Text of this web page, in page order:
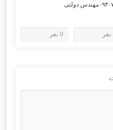
0 نفر